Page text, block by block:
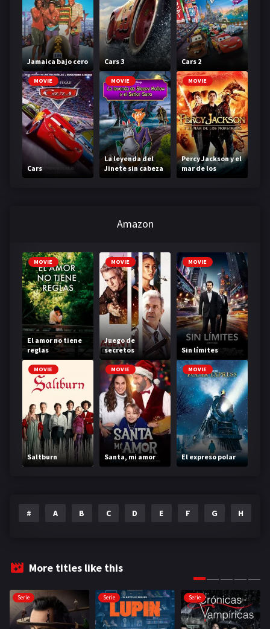
Jamaica bajo cero Cars 3 Cars 2
MOVIE
Cars
MOVIE
La leyenda del
Jinete sin cabeza
MOVIE
Percy Jackson y el
mar de los
monstruos
Amazon
MOVIE
El amor no tiene
reglas
MOVIE
Juego de
secretos
MOVIE
Sin límites
MOVIE
Saltburn
MOVIE
Santa, mi amor
MOVIE
El expreso polar
# A B C D E F G H
More titles like this
Serie Serie Serie